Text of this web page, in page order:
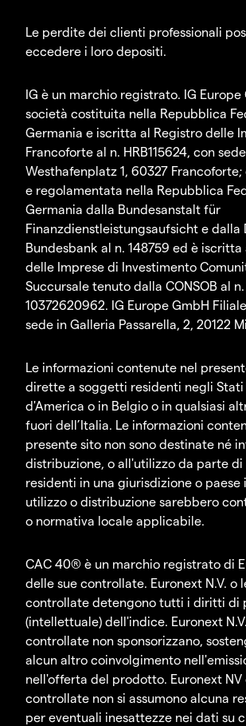
Le perdite dei clienti professionali
eccedere i loro depositi.
IG è un marchio registrato. IG Europe
società costituita nella Repubblica
Germania e iscritta al Registro delle
Francoforte al n. HRB115624, con
Westhafenplatz 1, 60327
e regolamentata nella Repubblica
Germania dalla Bundesanstalt für
Finanzdienstleistungsaufsicht e dalla
Bundesbank al n. 148759 ed è iscritta
delle Imprese di Investimento
Succursale tenuto dalla CONSOB al n.
10372620962. IG Europe GmbH
sede in Galleria Passarella, 2, 20122
Le informazioni contenute nel
dirette a soggetti residenti negli Stati
d'America o in Belgio o in qualsiasi
fuori dell’Italia. Le informazioni
presente sito non sono destinate né
distribuzione, o all'utilizzo da parte
residenti in una giurisdizione o paese
utilizzo o distribuzione sarebbero
o normativa locale applicabile.
CAC 40® è un marchio registrato di
delle sue controllate. Euronext N.V. o
controllate detengono tutti i diritti di
(intellettuale) dell'indice. Euronext
controllate non sponsorizzano,
alcun altro coinvolgimento
nell'offerta del prodotto. Euronext NV
controllate non si assumono alcuna
per eventuali inesattezze nei dati su